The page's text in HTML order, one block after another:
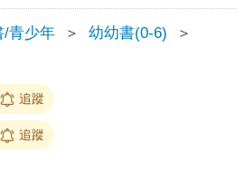
/青少年 ＞ 幼幼書(0-6)
＞
追蹤
追蹤